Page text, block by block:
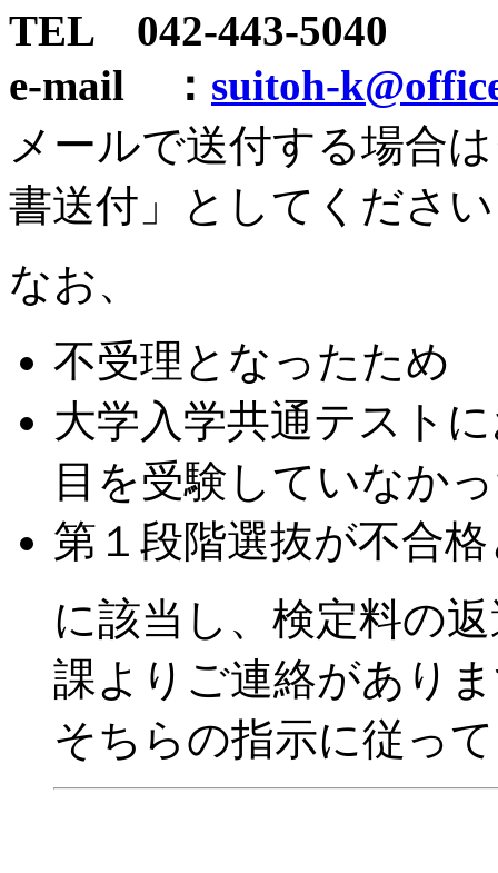
TEL 042-443-5040
e-mail ： suitoh-
メールで送付する場合
書送付」としてください
なお、
不受理となったため
大学入学共通テスト
目を受験していなか
第１段階選抜が不合
に該当し、検定料の
課よりご連絡があり
そちらの指示に従っ